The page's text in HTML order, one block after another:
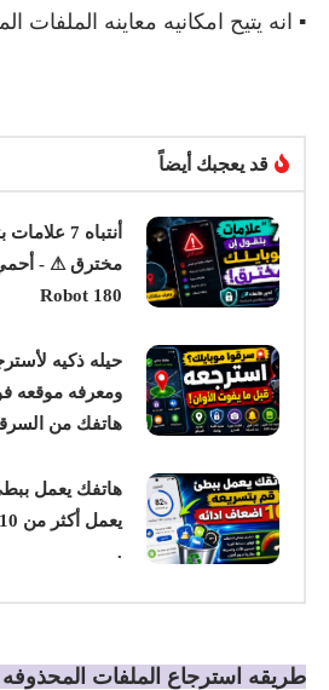
▪ انه يتيح امكانيه معاينه الملفات
قد يعجبك أيضاً
أنتباه 7
Robot 180
حيله ذكيه
ومعرفه موقعه
هاتفك من السرقه
هاتفك يعمل
.
طريقه استرجاع الملفات المحذوفه